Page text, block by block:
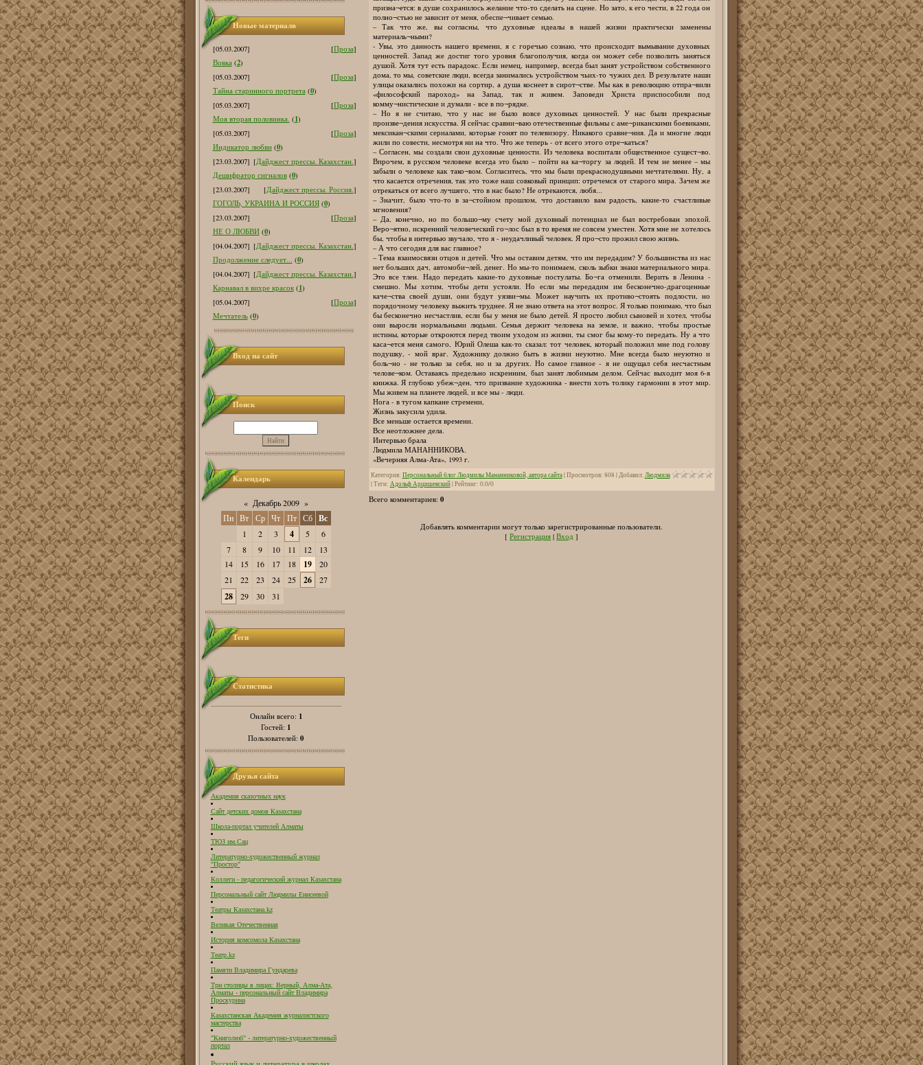
Новые материалв
[05.03.2007] [Проза]
Вовка (2)
[05.03.2007]
[Проза]
Тайна старинного портрета (0)
[05.03.2007]
[Проза]
Моя вторая половинка. (1)
[05.03.2007]
[Проза]
Индикатор любви (0)
[23.03.2007] [Дайджест прессы. Казахстан.]
Дешифратор сигналов (0)
[23.03.2007]
[Дайджест прессы. Россия.]
ГОГОЛЬ, УКРАИНА И РОССИЯ (0)
[23.03.2007]
[Проза]
НЕ О ЛЮБВИ (0)
[04.04.2007] [Дайджест прессы. Казахстан.]
Продолжение следует... (0)
[04.04.2007] [Дайджест прессы. Казахстан.]
Карнавал в вихре красок (1)
[05.04.2007]
[Проза]
Мечтатель (0)
Вход на сайт
Поиск
Календарь
« Декабрь 2009 »
Пн Вт Ср Чт Пт Сб Вс
1 2 3 4 5
6
7
8 9 10 11 12
13
14
15 16 17 18 19
20
21
22 23 24 25 26 27
28 29 30 31
Теги
Статистика
Онлайн всего: 1
Гостей: 1
Пользователей: 0
Друзья сайта
Академия сказочных наук
Сайт детских домов Казахстана
Школа-портал учителей Алматы
ТЮЗ им.Сац
Литературно-художественный журнал
"Простор"
Коллеги - педагогический журнал Казахстана
Персональный сайт Людмилы Енисеевой
Театры Казахстана.kz
Великая Отечественная
История комсомола Казахстана
Театр.kz
Памяти Владимира Гундарева
Три столицы в лицах: Верный, Алма-Ата,
Алматы - персональный сайт Владимира
Проскурина
Казахстанская Академия журналистского
мастерства
"Книголюб" - литературно-художественный
портал
призна¬ется: в душе сохранилось желание что-то сделать на сцене. Но зато, к его чести, в 22 года он
полно¬стью не зависит от меня, обеспе¬чивает семью.
– Так что же, вы согласны, что духовные идеалы в нашей жизни практически заменены
материаль¬ными?
- Увы, это данность нашего времени, я с горечью сознаю, что происходит вымывание духовных
ценностей. Запад же достиг того уровня благополучия, когда он может себе позволить заняться
душой. Хотя тут есть парадокс. Если немец, например, всегда был занят устройством собственного
дома, то мы, советские люди, всегда занимались устройством чьих-то чужих дел. В результате наши
улицы оказались похожи на сортир, а душа коснеет в сирот¬стве. Мы как в революцию отпра¬вили
«философский пароход» на Запад, так и живем. Заповеди Христа приспособили под
комму¬нистические и думали - все в по¬рядке.
– Но я не считаю, что у нас не было вовсе духовных ценностей. У нас были прекрасные
произве¬дения искусства. Я сейчас сравни¬ваю отечественные фильмы с аме¬риканскими боевиками,
мексикан¬скими сериалами, которые гонят по телевизору. Никакого сравне¬ния. Да и многие люди
жили по совести, несмотря ни на что. Что же теперь - от всего этого отре¬каться?
– Согласен, мы создали свои духовные ценности. Из человека воспитали общественное сущест¬во.
Впрочем, в русском человеке всегда это было – пойти на ка¬торгу за людей. И тем не менее – мы
забыли о человеке как тако¬вом. Согласитесь, что мы были прекраснодушными мечтателями. Ну, а
что касается отречения, так это тоже наш совковый принцип: отречемся от старого мира. Зачем же
отрекаться от всего лучшего, что в нас было? Не отрекаются, любя...
– Значит, было что-то в за¬стойном прошлом, что доставило вам радость, какие-то счастливые
мгновения?
– Да, конечно, но по большо¬му счету мой духовный потенциал не был востребован эпохой.
Веро¬ятно, искренний человеческий го¬лос был в то время не совсем уместен. Хотя мне не хотелось
бы, чтобы в интервью звучало, что я - неудачливый человек. Я про¬сто прожил свою жизнь.
– А что сегодня для вас главное?
– Тема взаимосвязи отцов и детей. Что мы оставим детям, что им передадим? У большинства из нас
нет больших дач, автомоби¬лей, денег. Но мы-то понимаем, сколь зыбки знаки материального мира.
Это все тлен. Надо передать какие-то духовные постулаты. Бо¬га отменили. Верить в Ленина -
смешно. Мы хотим, чтобы дети устояли. Но если мы передадим им бесконечно-драгоценные
каче¬ства своей души, они будут уязви¬мы. Может научить их противо¬стоять подлости, но
порядочному человеку выжить труднее. Я не знаю ответа на этот вопрос. Я только понимаю, что был
бы бесконечно несчастлив, если бы у меня не было детей. Я просто любил сыновей и хотел, чтобы
они выросли нормальными людьми. Семья держит человека на земле, и важно, чтобы простые
истины, которые откроются перед твоим уходом из жизни, ты смог бы кому-то передать. Ну а что
каса¬ется меня самого, Юрий Олеша как-то сказал: тот человек, который положил мне под голову
подушку, - мой враг. Художнику должно быть в жизни неуютно. Мне всегда было неуютно и
боль¬но - не только за себя, но и за других. Но самое главное - я не ощущал себя несчастным
челове¬ком. Оставаясь предельно искренним, был занят любимым делом. Сейчас выходит моя 6-я
книжка. Я глубоко убеж¬ден, что призвание художника - внести хоть толику гармонии в этот мир.
Мы живем на планете людей, и все мы - люди.
Нога - в тугом капкане стремени,
Жизнь закусила удила.
Все меньше остается времени.
Все неотложнее дела.
Интервью брала
Людмила МАНАННИКОВА.
«Вечерняя Алма-Ата», 1993 г.
Категория: Персональный блог Людмилы Мананниковой, автора сайта|Просмотров: 808 |Добавил: Людмила
|Теги: Адольф Арцишевский|Рейтинг: 0.0/0
Всего комментариев: 0
Добавлять комментарии могут только зарегистрированные пользователи.
[ Регистрация | Вход ]